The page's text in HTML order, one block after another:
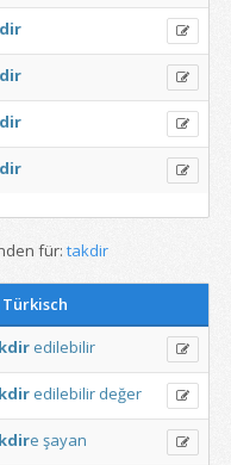
für: takdir
Türkisch
edilebilir
edilebilir değer
e şayan